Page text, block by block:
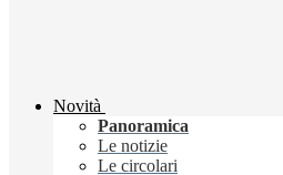
Novità
Panoramica
Le notizie
Le circolari